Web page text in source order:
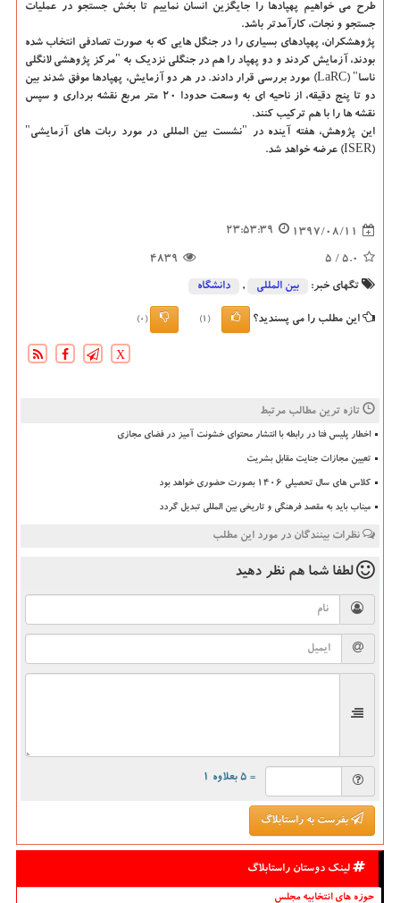
طرح می خواهیم پهپادها را جایگزین انسان نماییم تا بخش جستجو در عملیات
جستجو و نجات، كارآمدتر باشد.
پژوهشكران، پهپادهای بسیاری را در جنگل هایی كه به صورت تصادفی انتخاب شده
بودند، آزمایش كردند و دو پهپاد را هم در جنگلی نزدیك به "مركز پژوهشی لانگلی
ناسا" (LaRC) مورد بررسی قرار دادند. در هر دو آزمایش، پهپادها موفق شدند بین
دو تا پنج دقیقه، از ناحیه ای به وسعت حدودا 20 متر مربع نقشه برداری و سپس
نقشه ها را با هم تركیب كنند.
این پژوهش، هفته آینده در "نشست بین المللی در مورد ربات های آزمایشی"
(ISER) عرضه خواهد شد.
1397/08/11
23:53:39
5.0
/ 5
4839
تگهای خبر: بین المللی , دانشگاه‌
این مطلب را می پسندید؟ (1)
(0)
X
تازه ترین مطالب مرتبط
اخطار پلیس فتا در رابطه با انتشار محتوای خشونت آمیز در فضای مجازی
تعیین مجازات جنایت مقابل بشریت
کلاس های سال تحصیلی ۱۴۰۶ بصورت حضوری خواهد بود
میناب باید به مقصد فرهنگی و تاریخی بین المللی تبدیل گردد
نظرات بینندگان در مورد این مطلب
لطفا شما هم نظر دهید
= ۵ بعلاوه ۱
بفرست به راستابلاگ
لینک دوستان راستابلاگ
حوزه های انتخابیه مجلس